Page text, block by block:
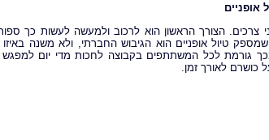
אופניים
צרכים. הצורך הראשון הוא לרכוב ולמעשה לעשות כך
שמספק טיול אופניים הוא הגיבוש החברתי, ולא משנה
מכך גורמת לכל המשתתפים בקבוצה לחכות מדי יום
כושרם לאורך זמן.